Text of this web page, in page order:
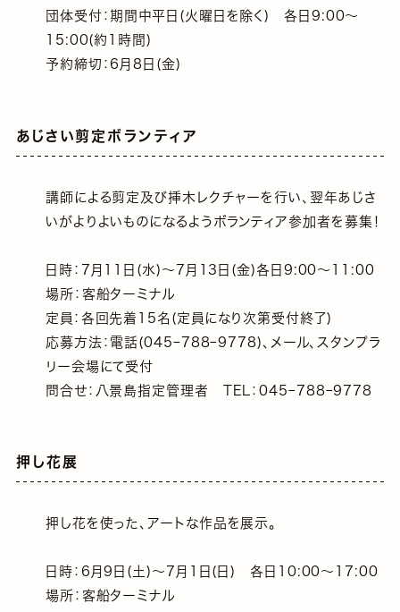
団体受付：期間中平日(火曜日を除く) 各日9:00～
15:00(約1時間)
予約締切：6月8日(金)
あじさい剪定ボランティア
講師による剪定及び挿木レクチャーを行い、翌年あじさ
いがよりよいものになるようボランティア参加者を募集！
日時：7月11日(水)～7月13日(金)各日9:00～11:00
場所：客船ターミナル
定員：各回先着15名(定員になり次第受付終了)
応募方法：電話(045ｰ788ｰ9778)、メール、スタンプラ
リー会場にて受付
問合せ：八景島指定管理者 TEL：045ｰ788ｰ9778
押し花展
押し花を使った、アートな作品を展示。
日時：6月9日(土)～7月1日(日) 各日10:00～17:00
場所：客船ターミナル